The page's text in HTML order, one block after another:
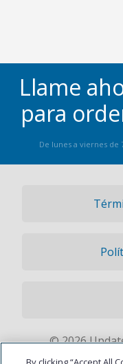
Llame
para
De lunes a viernes de
© 2026